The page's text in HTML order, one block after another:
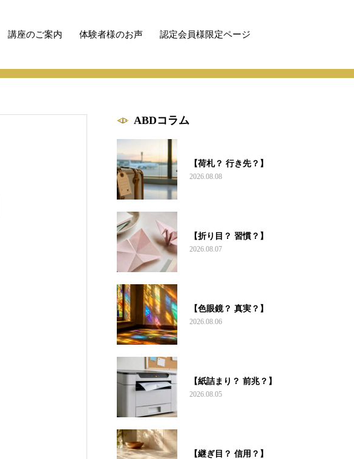
講座のご案内 体験者様のお声 認定会員様限定ページ
ABDコラム
【荷札？ 行き先？】
2026.08.08
【折り目？ 習慣？】
2026.08.07
【色眼鏡？ 真実？】
2026.08.06
【紙詰まり？ 前兆？】
2026.08.05
【継ぎ目？ 信用？】